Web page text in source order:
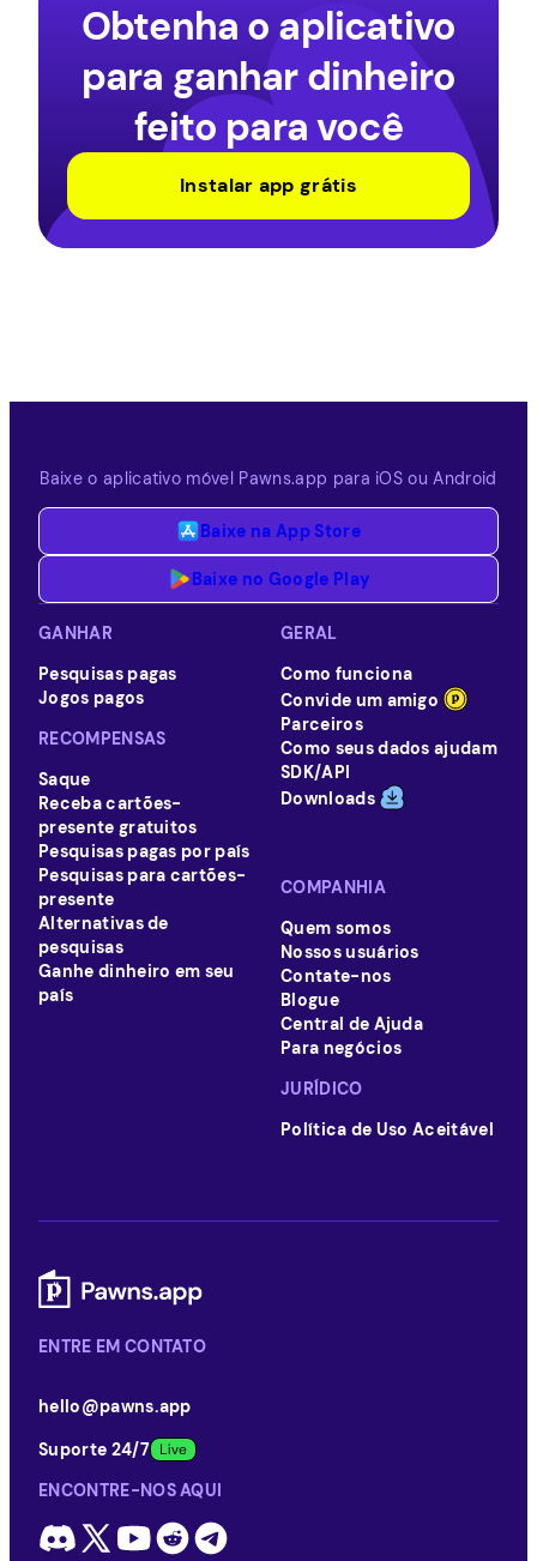
Obtenha o aplicativo
para ganhar dinheiro
feito para você
Instalar app grátis
Baixe o aplicativo móvel Pawns.app para iOS ou Android
Baixe na App Store
Baixe no Google Play
ENTRE EM CONTATO
hello@pawns.app
Suporte 24/7
ENCONTRE-NOS AQUI
GANHAR
Pesquisas pagas
Jogos pagos
RECOMPENSAS
Saque
Receba cartões-
presente gratuitos
Pesquisas pagas por país
Pesquisas para cartões-
presente
Alternativas de
pesquisas
Ganhe dinheiro em seu
país
GERAL
Como funciona
Convide um amigo
Parceiros
Como seus dados ajudam
SDK/API
Downloads
COMPANHIA
Quem somos
Nossos usuários
Contate-nos
Blogue
Central de Ajuda
Para negócios
JURÍDICO
Política de Uso Aceitável